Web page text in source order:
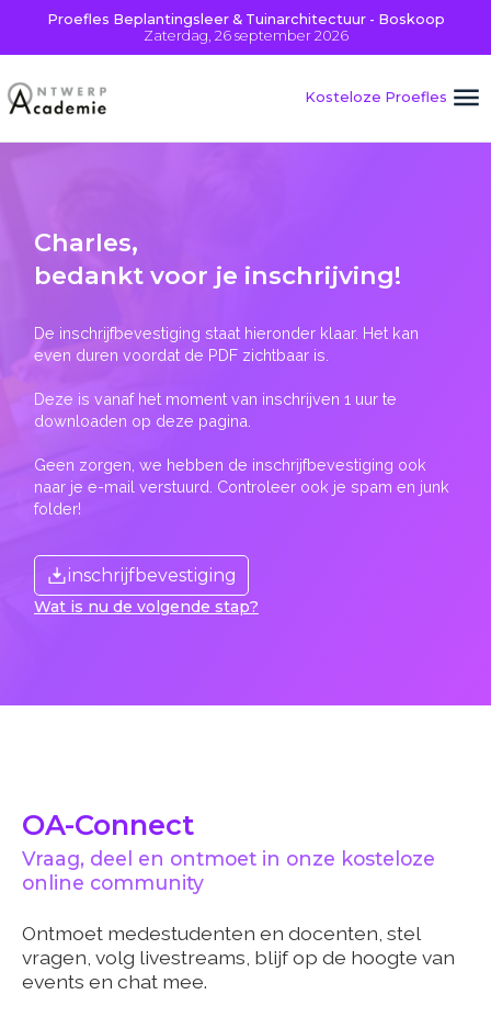
Proefles Beplantingsleer & Tuinarchitectuur - Boskoop
Zaterdag, 26 september 2026
Kosteloze Proefles
Charles,
bedankt voor je inschrijving!
De inschrijfbevestiging staat hieronder klaar. Het kan
even duren voordat de PDF zichtbaar is.
Deze is vanaf het moment van inschrijven 1 uur te
downloaden op deze pagina.
Geen zorgen, we hebben de inschrijfbevestiging ook
naar je e-mail verstuurd. Controleer ook je spam en junk
folder!
inschrijfbevestiging
Wat is nu de volgende stap?
OA-Connect
Vraag, deel en ontmoet in onze kosteloze
online community
Ontmoet medestudenten en docenten, stel
vragen, volg livestreams, blijf op de hoogte van
events en chat mee.